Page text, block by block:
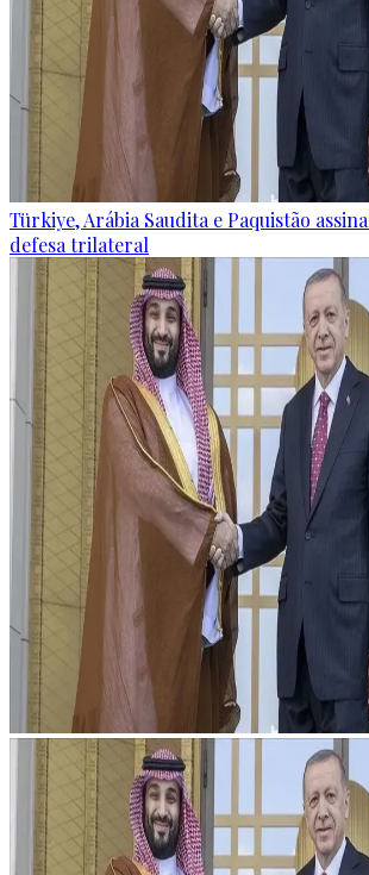
Türkiye, Arábia Saudita e Paquistão
defesa trilateral